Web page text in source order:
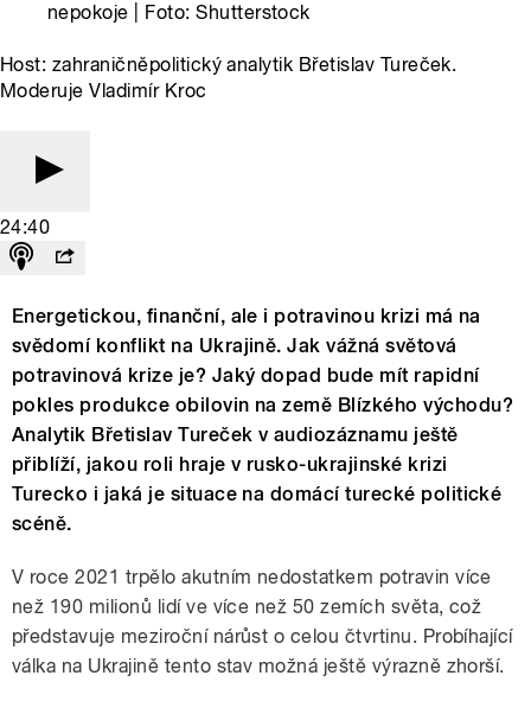
nepokoje | Foto: Shutterstock
Host: zahraničněpolitický analytik Břetislav Tureček.
Moderuje Vladimír Kroc
24:40
Energetickou, finanční, ale i potravinou krizi má na
svědomí konflikt na Ukrajině. Jak vážná světová
potravinová krize je? Jaký dopad bude mít rapidní
pokles produkce obilovin na země Blízkého východu?
Analytik Břetislav Tureček v audiozáznamu ještě
přiblíží, jakou roli hraje v rusko-ukrajinské krizi
Turecko i jaká je situace na domácí turecké politické
scéně.
V roce 2021 trpělo akutním nedostatkem potravin více
než 190 milionů lidí ve více než 50 zemích světa, což
představuje meziroční nárůst o celou čtvrtinu. Probíhající
válka na Ukrajině tento stav možná ještě výrazně zhorší.